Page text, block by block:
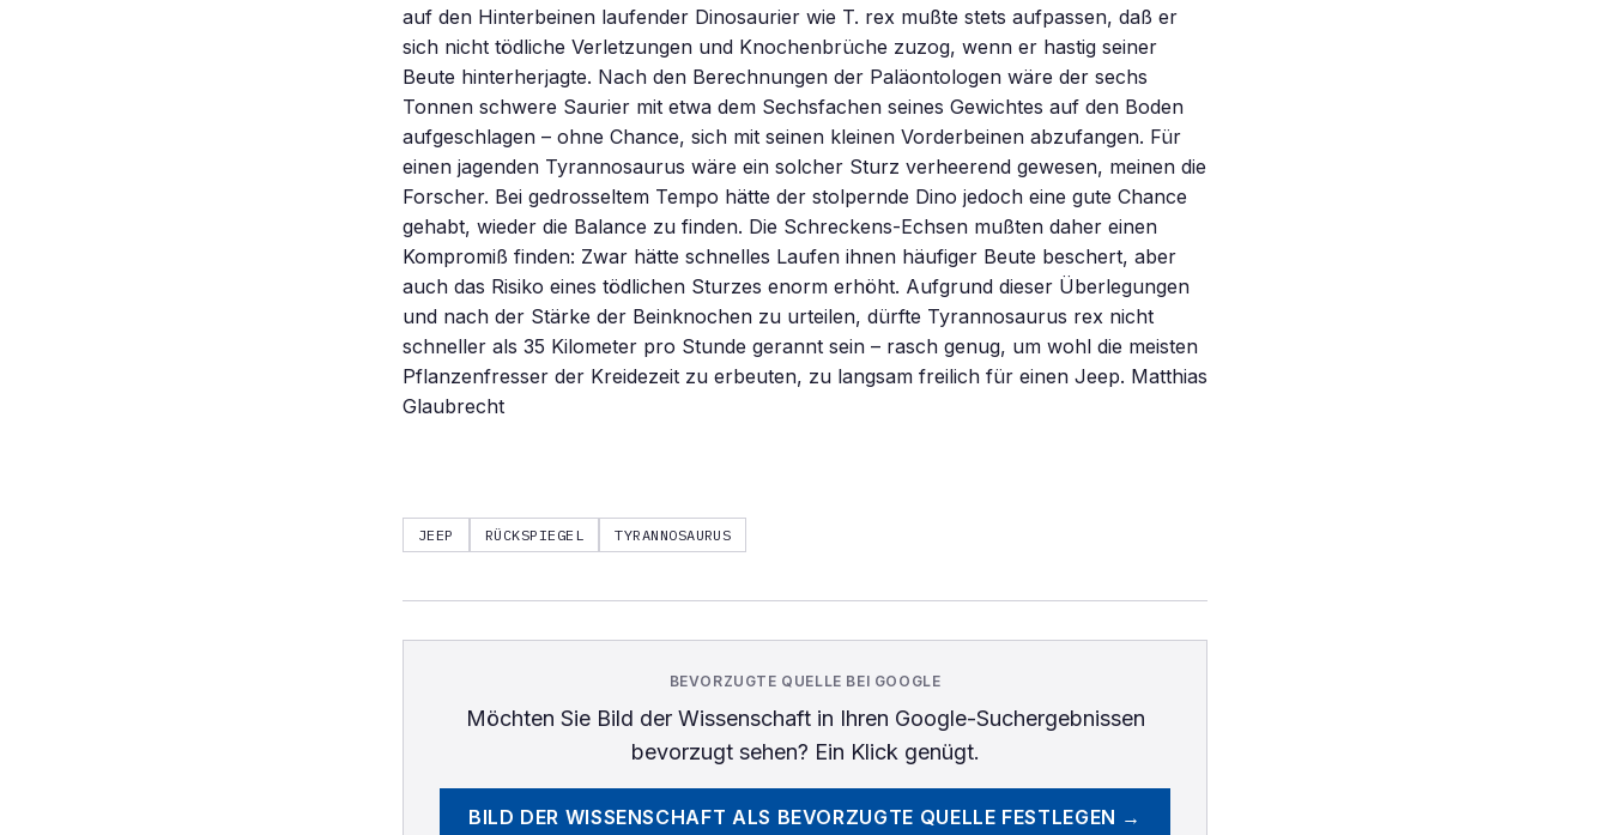
auf den Hinterbeinen laufender Dinosaurier wie T. rex mußte stets aufpassen, daß er
sich nicht tödliche Verletzungen und Knochenbrüche zuzog, wenn er hastig seiner
Beute hinterherjagte. Nach den Berechnungen der Paläontologen wäre der sechs
Tonnen schwere Saurier mit etwa dem Sechsfachen seines Gewichtes auf den Boden
aufgeschlagen – ohne Chance, sich mit seinen kleinen Vorderbeinen abzufangen. Für
einen jagenden Tyrannosaurus wäre ein solcher Sturz verheerend gewesen, meinen die
Forscher. Bei gedrosseltem Tempo hätte der stolpernde Dino jedoch eine gute Chance
gehabt, wieder die Balance zu finden. Die Schreckens-Echsen mußten daher einen
Kompromiß finden: Zwar hätte schnelles Laufen ihnen häufiger Beute beschert, aber
auch das Risiko eines tödlichen Sturzes enorm erhöht. Aufgrund dieser Überlegungen
und nach der Stärke der Beinknochen zu urteilen, dürfte Tyrannosaurus rex nicht
schneller als 35 Kilometer pro Stunde gerannt sein – rasch genug, um wohl die meisten
Pflanzenfresser der Kreidezeit zu erbeuten, zu langsam freilich für einen Jeep. Matthias
Glaubrecht
JEEP RÜCKSPIEGEL TYRANNOSAURUS
BEVORZUGTE QUELLE BEI GOOGLE
Möchten Sie Bild der Wissenschaftin Ihren Google-Suchergebnissen
bevorzugt sehen? Ein Klick genügt.
BILD DER WISSENSCHAFT ALS BEVORZUGTE QUELLE FESTLEGEN →